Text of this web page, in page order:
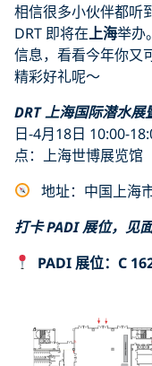
相信很多小伙伴都听
DRT 即将在上海举办
信息，看看今年你又
精彩好礼呢～
DRT 上海国际潜水展
日-4月18日 10:00-
点：上海世博展览馆
地址：中国上海
打卡 PADI 展位，见
PADI 展位：C